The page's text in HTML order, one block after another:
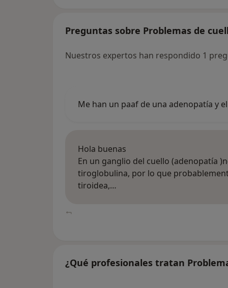
Preguntas sobre Problemas de
Nuestros expertos han respondido 1
Me han un paaf de una adenopatía y
Hola buenas
En un ganglio del cuello (adenopatía
tiroglobulina, por lo que
tiroidea,…
¿Qué profesionales tratan